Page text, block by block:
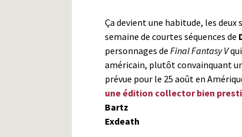
Ça devient une habitude, les
semaine de courtes séquences de
personnages de Final Fantasy V
américain, plutôt convainquant
prévue pour le 25 août en
une édition collector bien
Bartz
Exdeath